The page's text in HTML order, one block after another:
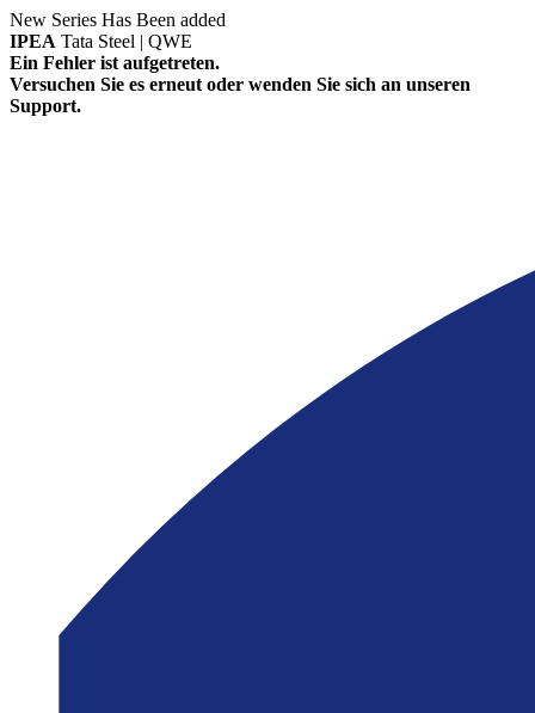
New Series Has Been added
IPEA Tata Steel | QWE
Ein Fehler ist aufgetreten.
Versuchen Sie es erneut oder wenden Sie sich an unseren
Support.